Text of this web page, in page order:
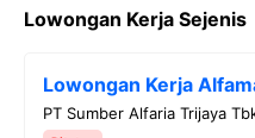
c
i
t
e
l
g
r
a
s
A
p
L
i
Lowongan Kerja Sejenis
Lowongan Kerja
PT Sumber Alfaria Trijaya